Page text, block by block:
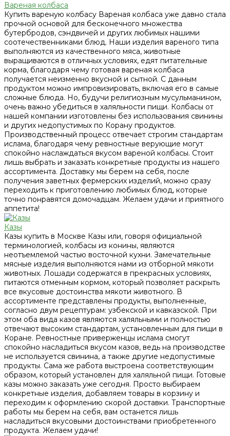
Вареная колбаса
Купить вареную колбасу Вареная колбаса уже давно стала
прочной основой для бесконечного множества
бутербродов, сэндвичей и других любимых нашими
соотечественниками блюд. Наши изделия вареного типа
выполняются из качественного мяса, животные
выращиваются в отличных условиях, едят питательные
корма, благодаря чему готовая вареная колбаса
получается неизменно вкусной и сытной. С данным
продуктом можно импровизировать, включая его в самые
сложные блюда. Но, будучи религиозным мусульманином,
очень важно убедиться в халяльности пищи. Колбасы от
нашей компании изготовлены без использования свинины
и других недопустимых по Корану продуктов.
Производственный процесс отвечает строгим стандартам
ислама, благодаря чему ревностные верующие могут
спокойно наслаждаться вкусом вареной колбасы. Стоит
лишь выбрать и заказать конкретные продукты из нашего
ассортимента. Доставку мы берем на себя, после
получения заветных фермерских изделий, можно сразу
переходить к приготовлению любимых блюд, которые
точно понравятся домочадцам. Желаем удачи и приятного
аппетита!
Казы
Казы купить в Москве Казы или, говоря официальной
терминологией, колбасы из конины, являются
неотъемлемой частью восточной кухни. Замечательные
мясные изделия выполняются нами из отборной мякоти
животных. Лошади содержатся в прекрасных условиях,
питаются отменным кормом, который позволяет раскрыть
все вкусовые достоинства мякоти животного. В
ассортименте представлены продукты, выполненные,
согласно двум рецептурам: узбекской и кавказской. При
этом оба вида казов являются халяльными и полностью
отвечают высоким стандартам, установленным для пищи в
Коране. Ревностные приверженцы ислама смогут
спокойно насладиться вкусом казов, ведь на производстве
не используется свинина, а также другие недопустимые
продукты. Сама же работа выстроена соответствующим
образом, который установлен для халяльной пищи. Готовые
казы можно заказать уже сегодня. Просто выбираем
конкретные изделия, добавляем товары в корзину и
переходим к оформлению скорой доставки. Транспортные
работы мы берем на себя, вам останется лишь
насладиться вкусовыми достоинствами приобретенного
продукта. Желаем удачи!